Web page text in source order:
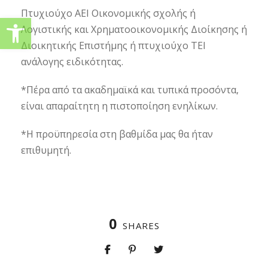
Πτυχιούχο ΑΕΙ Οικονομικής σχολής ή
Λογιστικής και Χρηματοοικονομικής Διοίκησης ή
Διοικητικής Επιστήμης ή πτυχιούχο ΤΕΙ
ανάλογης ειδικότητας.
*Πέρα από τα ακαδημαϊκά και τυπικά προσόντα,
είναι απαραίτητη η πιστοποίηση ενηλίκων.
*Η προϋπηρεσία στη βαθμίδα μας θα ήταν
επιθυμητή.
0 SHARES
Ανοίξτε τη γραμμή